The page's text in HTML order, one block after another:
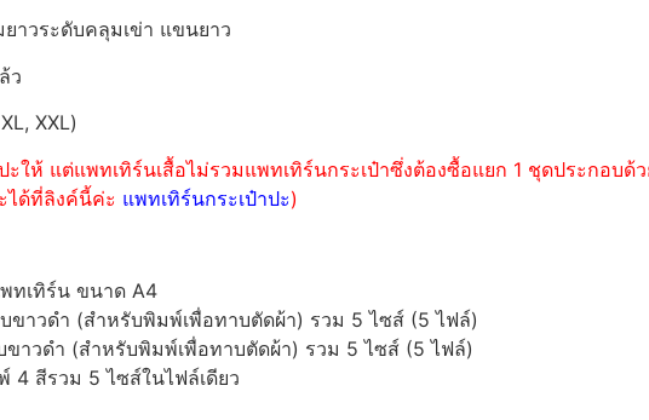
าวระดับคลุมเข่า แขนยาว
ว
XXL)
ให้ แต่แพทเทิร์นเสื้อไม่รวมแพทเทิร์นกระเป๋าซึ่งต้องซื้อแยก 1 ชุดประกอบด้
ได้ที่ลิงค์นี้ค่ะ แพทเทิร์นกระเป๋าปะ)
ทเทิร์น ขนาด A4
าวดำ (สำหรับพิมพ์เพื่อทาบตัดผ้า) รวม 5 ไซส์ (5 ไฟล์)
าวดำ (สำหรับพิมพ์เพื่อทาบตัดผ้า) รวม 5 ไซส์ (5 ไฟล์)
4 สีรวม 5 ไซส์ในไฟล์เดียว